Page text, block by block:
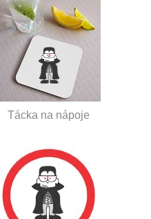
Tácka na nápoje